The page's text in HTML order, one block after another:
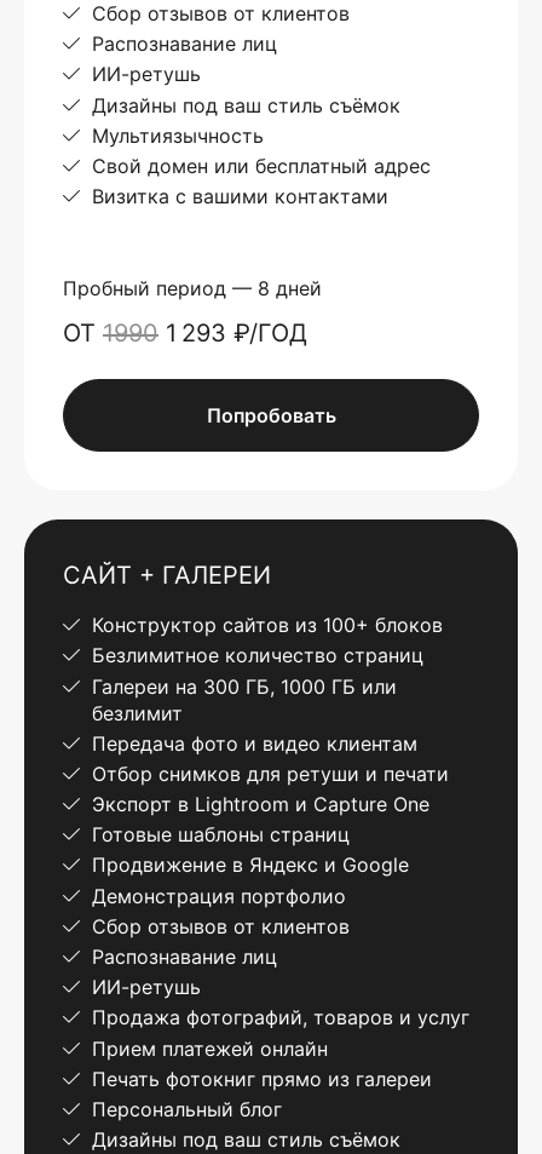
Сбор отзывов от клиентов
Распознавание лиц
ИИ-ретушь
Дизайны под ваш стиль съёмок
Мультиязычность
Свой домен или бесплатный адрес
Визитка с вашими контактами
Пробный период — 8 дней
ОТ 1990 1 293 ₽/ГОД
Попробовать
САЙТ + ГАЛЕРЕИ
Конструктор сайтов из 100+ блоков
Безлимитное количество страниц
Галереи на 300 ГБ, 1000 ГБ или
безлимит
Передача фото и видео клиентам
Отбор снимков для ретуши и печати
Экспорт в Lightroom и Capture One
Готовые шаблоны страниц
Продвижение в Яндекс и Google
Демонстрация портфолио
Сбор отзывов от клиентов
Распознавание лиц
ИИ-ретушь
Продажа фотографий, товаров и услуг
Прием платежей онлайн
Печать фотокниг прямо из галереи
Персональный блог
Дизайны под ваш стиль съёмок